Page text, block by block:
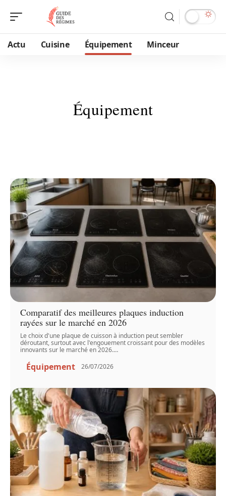
Actu Cuisine Équipement Minceur
Équipement
Comparatif des meilleures plaques induction
rayées sur le marché en 2026
Le choix d'une plaque de cuisson à induction peut sembler
déroutant, surtout avec l'engouement croissant pour des modèles
innovants sur le marché en 2026.…
Équipement 26/07/2026